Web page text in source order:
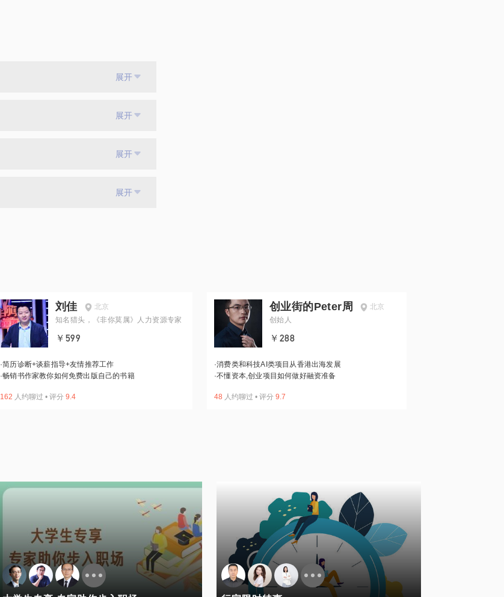
展开
展开
展开
展开
刘佳
北京
知名猎头，《非你莫属》人力资源专家
￥599
·简历诊断+谈薪指导+友情推荐工作
·畅销书作家教你如何免费出版自己的书籍
162 人约聊过 • 评分 9.4
创业街的Peter周
北京
创始人
￥288
·消费类和科技AI类项目从香港出海发展
·不懂资本,创业项目如何做好融资准备
48 人约聊过 • 评分 9.7